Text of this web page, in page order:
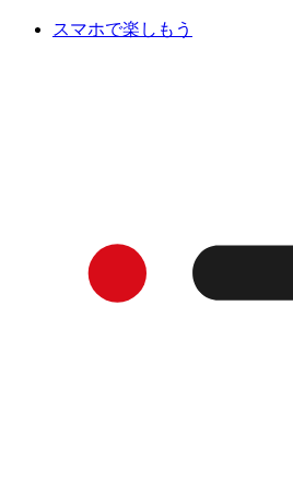
スマホで楽しもう